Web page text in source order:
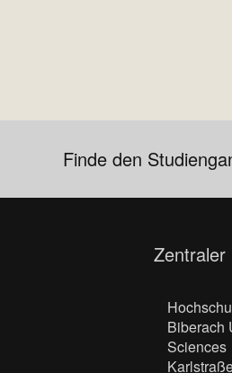
Finde den
Zentraler
Biberach
Sciences